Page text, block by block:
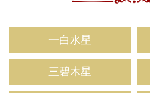
一白水星
三碧木星